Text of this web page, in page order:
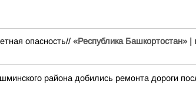
опасность// «Республика Башкортостан» |
района добились ремонта дороги